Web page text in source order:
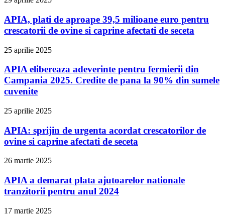
APIA, plati de aproape 39,5 milioane euro pentru
crescatorii de ovine si caprine afectati de seceta
25 aprilie 2025
APIA elibereaza adeverinte pentru fermierii din
Campania 2025. Credite de pana la 90% din sumele
cuvenite
25 aprilie 2025
APIA: sprijin de urgenta acordat crescatorilor de
ovine si caprine afectati de seceta
26 martie 2025
APIA a demarat plata ajutoarelor nationale
tranzitorii pentru anul 2024
17 martie 2025